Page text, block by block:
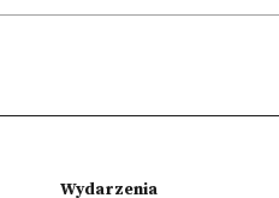
Wydarzenia